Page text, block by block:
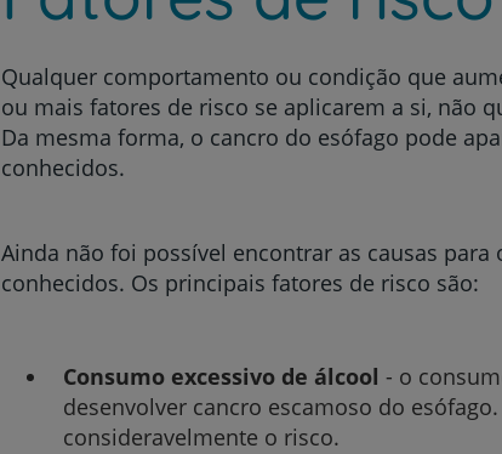
Qualquer comportamento ou condição que
ou mais fatores de risco se aplicarem a si, não
Da mesma forma, o cancro do esófago pode
conhecidos.
Ainda não foi possível encontrar as causas
conhecidos. Os principais fatores de risco são:
Consumo excessivo de álcool - o
desenvolver cancro escamoso do
consideravelmente o risco.